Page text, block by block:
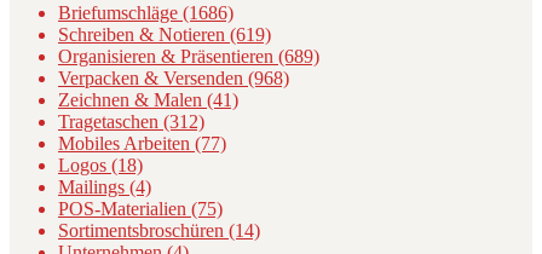
Briefumschläge (1686)
Schreiben & Notieren (619)
Organisieren & Präsentieren (689)
Verpacken & Versenden (968)
Zeichnen & Malen (41)
Tragetaschen (312)
Mobiles Arbeiten (77)
Logos (18)
Mailings (4)
POS-Materialien (75)
Sortimentsbroschüren (14)